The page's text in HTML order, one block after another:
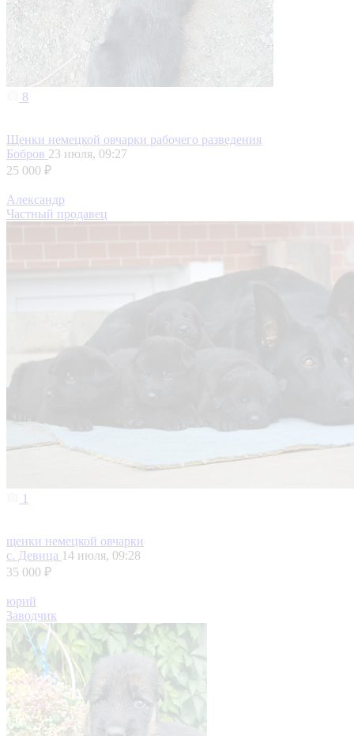
8
Щенки немецкой овчарки рабочего разведения
Бобров 23 июля, 09:27
25 000 ₽
Александр
Частный продавец
1
щенки немецкой овчарки
с. Девица 14 июля, 09:28
35 000 ₽
юрий
Заводчик